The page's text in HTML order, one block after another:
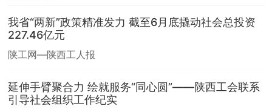
我省“两新”政策精准发力 截至6月底撬动社会总投资
227.46亿元
陕工网—陕西工人报
延伸手臂聚合力 绘就服务“同心圆”——陕西工会联系
引导社会组织工作纪实